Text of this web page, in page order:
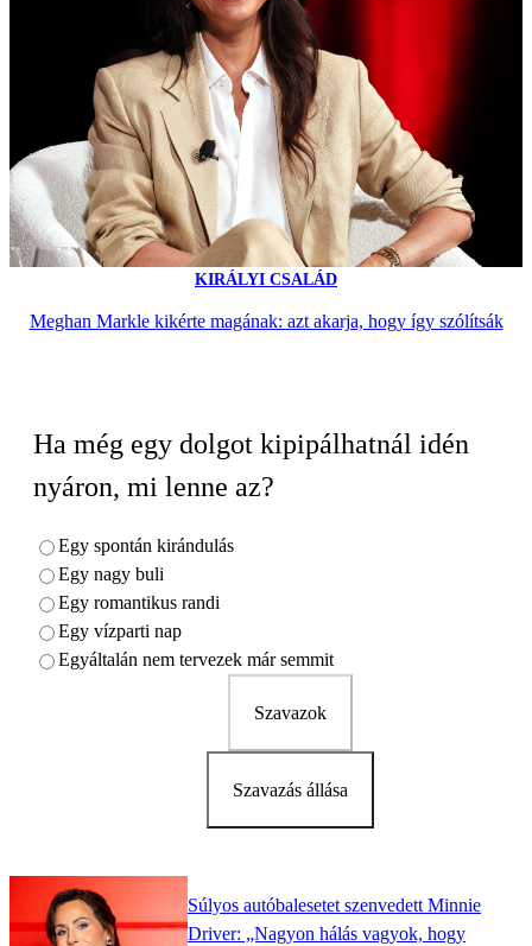
KIRÁLYI CSALÁD
Meghan Markle kikérte magának: azt akarja, hogy így szólítsák
Ha még egy dolgot kipipálhatnál idén
nyáron, mi lenne az?
Egy spontán kirándulás
Egy nagy buli
Egy romantikus randi
Egy vízparti nap
Egyáltalán nem tervezek már semmit
Szavazok
Szavazás állása
Súlyos autóbalesetet szenvedett Minnie
Driver: „Nagyon hálás vagyok, hogy